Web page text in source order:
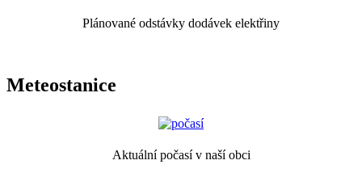
Plánované odstávky dodávek elektřiny
Meteostanice
Aktuální počasí v naší obci